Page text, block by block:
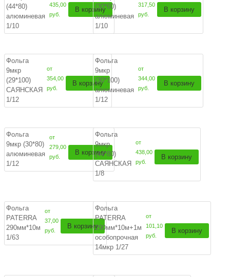
(44*80)
алюминевая
1/10
435,00
руб.
В корзину(30*60)
алюминевая
1/10
317,50
руб.
В корзину
Фольга
9мкр
(29*100)
САЯНСКАЯ
1/12
от
354,00
руб.
В корзину
Фольга
9мкр
(30*100)
алюминевая
1/12
от
344,00
руб.
В корзину
Фольга
9мкр (30*80)
алюминевая
1/12
от
279,00
руб.
В корзину
Фольга
9мкр
(44*80)
САЯНСКАЯ
1/8
от
438,00
руб.
В корзину
Фольга
PATERRA
290мм*10м
1/63
от
37,00
руб.
В корзину
Фольга
PATERRA
290мм*10м+1м
особопрочная
14мкр 1/27
от
101,10
руб.
В корзину